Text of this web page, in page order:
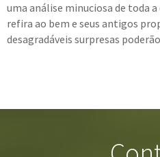
uma análise minuciosa de toda
refira ao bem e seus antigos
desagradáveis surpresas